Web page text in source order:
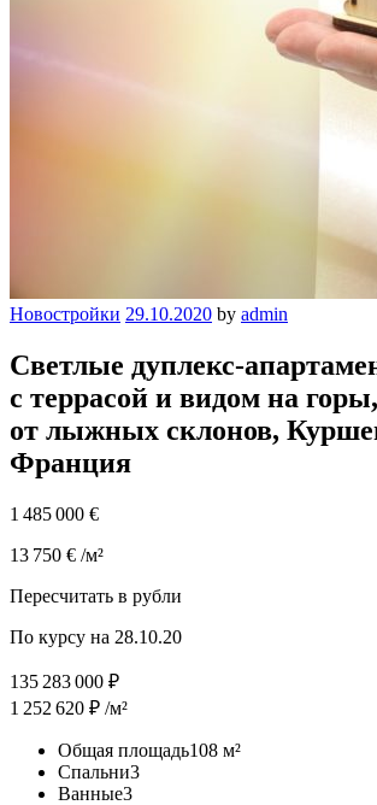
Новостройки 29.10.2020 by admin
Светлые дуплекс-
с террасой и видом на
от лыжных склонов,
Франция
1 485 000 €
13 750 € /м²
Пересчитать в рубли
По курсу на 28.10.20
135 283 000 ₽
1 252 620 ₽ /м²
Общая площадь108 м²
Спальни3
Ванные3